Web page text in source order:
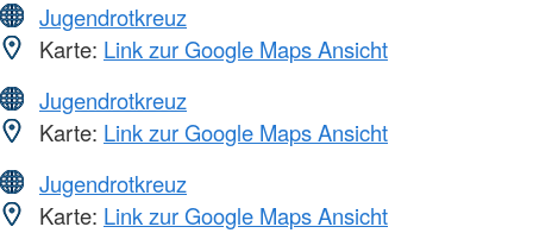
Jugendrotkreuz
Karte: Link zur Google Maps Ansicht
Jugendrotkreuz
Karte: Link zur Google Maps Ansicht
Jugendrotkreuz
Karte: Link zur Google Maps Ansicht